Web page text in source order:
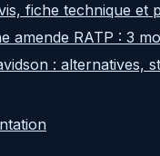
fiche technique et
amende RATP : 3
: alternatives,